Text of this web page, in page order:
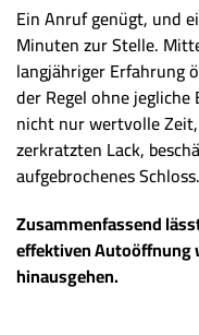
Ein Anruf genügt, und
Minuten zur Stelle.
langjähriger Erfahrung
der Regel ohne
nicht nur wertvolle
zerkratzten Lack,
aufgebrochenes Schloss.
Zusammenfassend
effektiven Autoöffnung
hinausgehen.